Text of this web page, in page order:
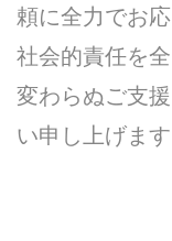
頼に全力でお
社会的責任を
変わらぬご支
い申し上げます